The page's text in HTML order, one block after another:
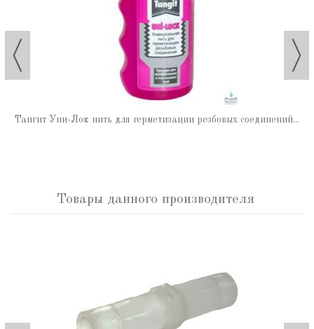
Тангит Уни-Лок нить для герметизации резбовых соединений...
Товары данного производителя